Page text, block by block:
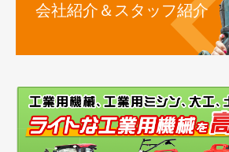
会社紹介＆スタッフ紹介